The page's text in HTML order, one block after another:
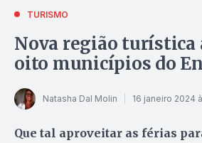
TURISMO
Nova região turística
oito municípios do
Natasha Dal Molin 16 janeiro 2024
Que tal aproveitar as férias